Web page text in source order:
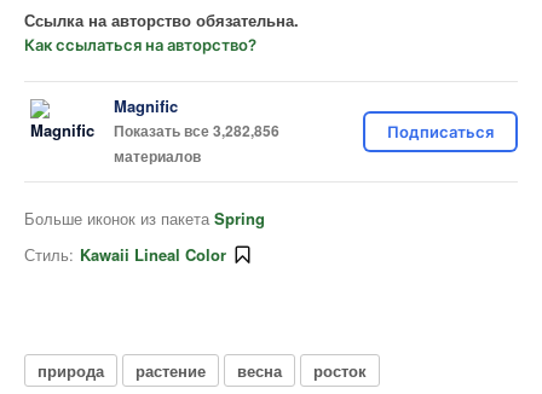
Ссылка на авторство обязательна.
Как ссылаться на авторство?
Magnific
Показать все 3,282,856
материалов
Подписаться
Больше иконок из пакета Spring
Стиль: Kawaii Lineal Color
природа растение весна росток